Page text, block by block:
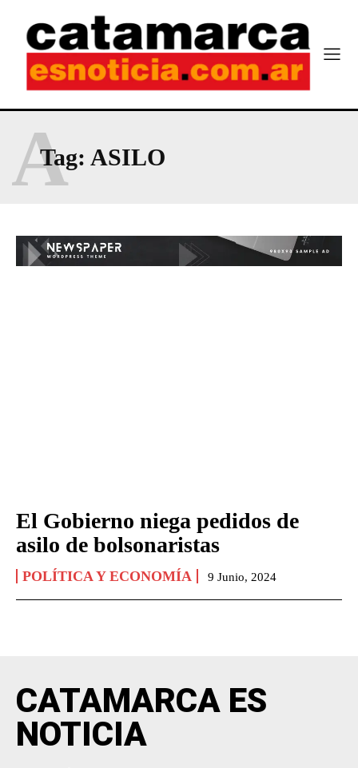
Tag: ASILO
A
El Gobierno niega pedidos de
asilo de bolsonaristas
POLÍTICA Y ECONOMÍA 9 Junio, 2024
CATAMARCA ES
NOTICIA